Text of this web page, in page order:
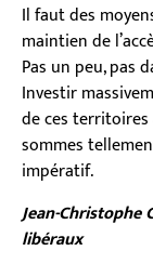
Il faut des
maintien de
Pas un peu, pas
Investir
de ces
sommes
impératif.
Jean-Christophe
libéraux